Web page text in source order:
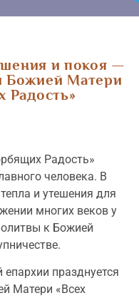
и покоя —
Божией Матери
Радость»
Радость»
человека. В
и утешения для
многих веков у
к Божией
празднуется
Матери «Всех